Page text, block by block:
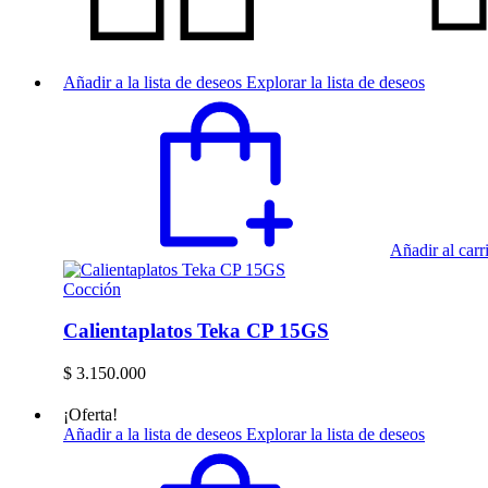
Añadir a la lista de deseos Explorar la lista de deseos
Añadir al
Cocción
Calientaplatos Teka CP 15GS
$ 3.150.000
¡Oferta!
Añadir a la lista de deseos Explorar la lista de deseos